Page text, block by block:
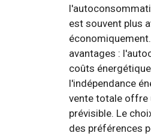
est souvent plus
avantages :
coûts
l'indépendance
vente totale offre
prévisible. Le
des préférences